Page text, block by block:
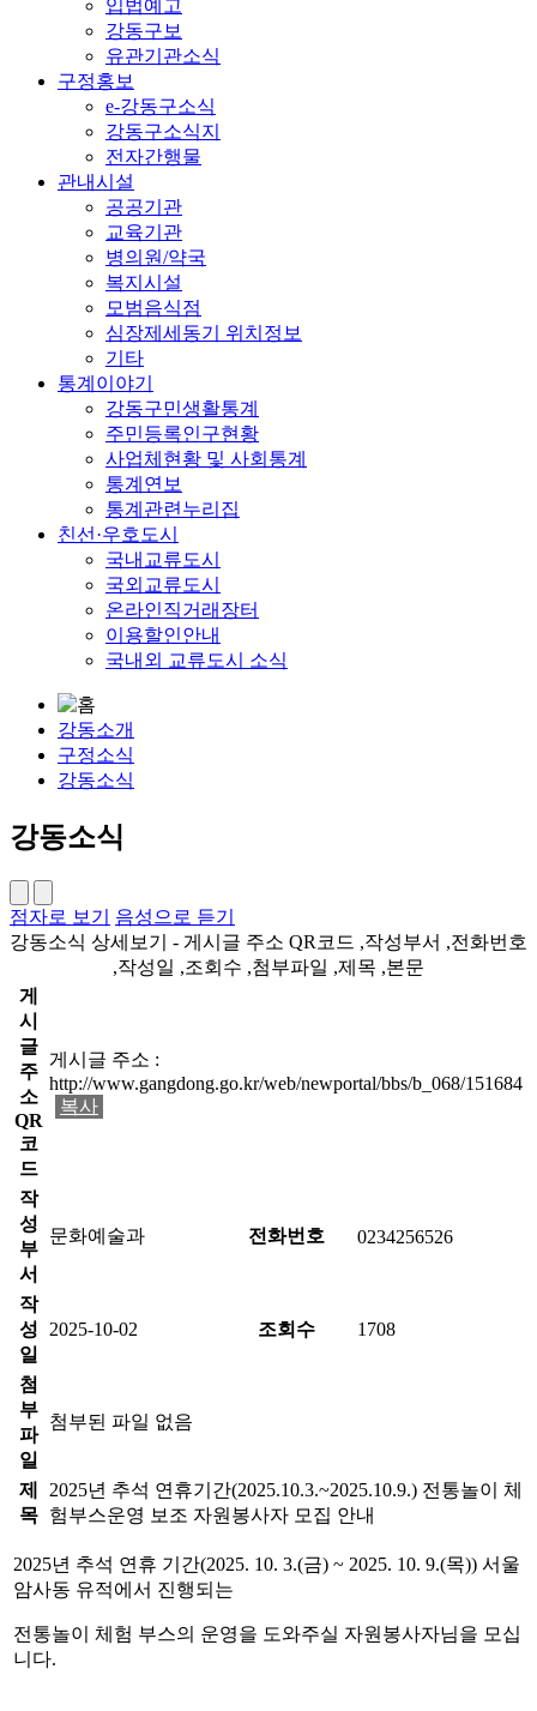
입법예고
강동구보
유관기관소식
구정홍보
e-강동구소식
강동구소식지
전자간행물
관내시설
공공기관
교육기관
병의원/약국
복지시설
모범음식점
심장제세동기 위치정보
기타
통계이야기
강동구민생활통계
주민등록인구현황
사업체현황 및 사회통계
통계연보
통계관련누리집
친선·우호도시
국내교류도시
국외교류도시
온라인직거래장터
이용할인안내
국내외 교류도시 소식
강동소개
구정소식
강동소식
강동소식
점자로 보기
음성으로 듣기
강동소식 상세보기 - 게시글 주소 QR코드 ,작성부서 ,전화번호
,작성일 ,조회수 ,첨부파일 ,제목 ,본문
게
시
글
주
소
QR
코
드
게시글 주소 :
http://www.gangdong.go.kr/web/newportal/bbs/b_068/151684
복사
작
성
부
서
문화예술과 전화번호 0234256526
작
성
일
2025-10-02 조회수 1708
첨
부
파
일
첨부된 파일 없음
제
목
2025년 추석 연휴기간(2025.10.3.~2025.10.9.) 전통놀이 체
험부스운영 보조 자원봉사자 모집 안내
2025년 추석 연휴 기간(2025. 10. 3.(금) ~ 2025. 10. 9.(목)) 서울
암사동 유적에서 진행되는
전통놀이 체험 부스의 운영을 도와주실 자원봉사자님을 모십
니다.